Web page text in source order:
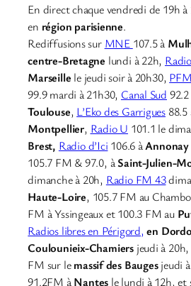
En direct chaque vendredi de 19h à
en région parisienne.
Rediffusions sur MNE 107.5 à
centre-Bretagne lundi à 22h,
Marseille le jeudi soir à 20h30, PFM
99.9 mardi à 21h30, Canal Sud
Toulouse, L’Eko des Garrigues
Montpellier, Radio U 101.1 le
Brest, Radio d’Ici 106.6 àAnnonay
105.7 FM & 97.0, àSaint-Julien-
dimanche à 20h, Radio FM 43
Haute-Loire, 105.7 FM au
FM à Yssingeaux et 100.3 FM au
Radios libres en Périgord, en
Coulounieix-Chamiers jeudi à
FM sur lemassif des Baugesjeudi
91.2FM àNantes le lundi à 12h, et